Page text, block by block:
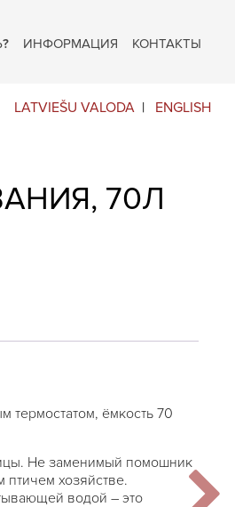
ИНФОРМАЦИЯ КОНТАКТЫ
LATVIEŠU VALODA ENGLISH
70Л
термостатом, ёмкость 70
Не заменимый помошник
хозяйстве.
водой – это